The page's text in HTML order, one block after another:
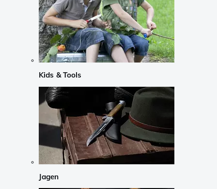
Kids & Tools
Jagen